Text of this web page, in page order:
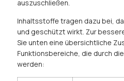
auszuschließen.
Inhaltsstoffe tragen dazu bei,
und geschützt wirkt. Zur
Sie unten eine übersichtliche
Funktionsbereiche, die durch
werden: